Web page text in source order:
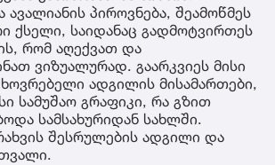
ავალიანის პიროვნება, შეამოწმეს
ქსელი, საიდანაც გადმოტვირთეს
რომ აღექვათ და
ვიზუალურად. გაარკვიეს მისი
ადგილის მისამართები,
სამუშაო გრაფიკი, რა გზით
სამსახურიდან სახლში.
შესრულების ადგილი და